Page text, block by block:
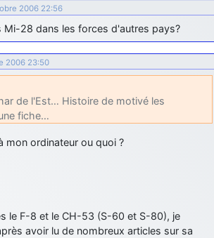
2006 22:56
Mi-28 dans les forces d'autres pays?
2006 23:50
de l'Est… Histoire de motivé les
fiche…
mon ordinateur ou quoi ?
le F-8 et le CH-53 (S-60 et S-80), je
avoir lu de nombreux articles sur sa